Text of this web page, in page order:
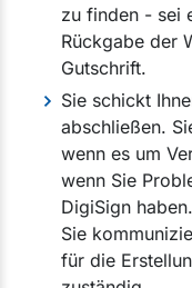
zu finden - sei
Rückgabe der
Gutschrift.
Sie schickt
abschließen.
wenn es um
wenn Sie
DigiSign haben.
Sie
für die